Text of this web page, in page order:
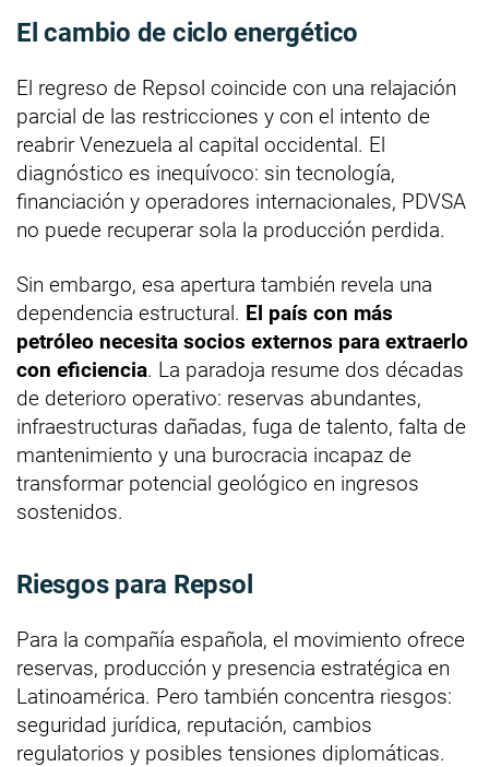
El cambio de ciclo energético
El regreso de Repsol coincide con una relajación
parcial de las restricciones y con el intento de
reabrir Venezuela al capital occidental. El
diagnóstico es inequívoco: sin tecnología,
financiación y operadores internacionales, PDVSA
no puede recuperar sola la producción perdida.
Sin embargo, esa apertura también revela una
dependencia estructural. El país con más
petróleo necesita socios externos para extraerlo
con eficiencia. La paradoja resume dos décadas
de deterioro operativo: reservas abundantes,
infraestructuras dañadas, fuga de talento, falta de
mantenimiento y una burocracia incapaz de
transformar potencial geológico en ingresos
sostenidos.
Riesgos para Repsol
Para la compañía española, el movimiento ofrece
reservas, producción y presencia estratégica en
Latinoamérica. Pero también concentra riesgos:
seguridad jurídica, reputación, cambios
regulatorios y posibles tensiones diplomáticas.